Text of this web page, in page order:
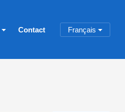
Contact Français